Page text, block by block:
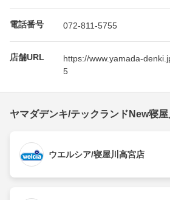
電話番号 072-811-5755
店舗URL
https://www.yamada-
5
ヤマダデンキ/テックランドNew寝
ウエルシア/寝屋川高宮店